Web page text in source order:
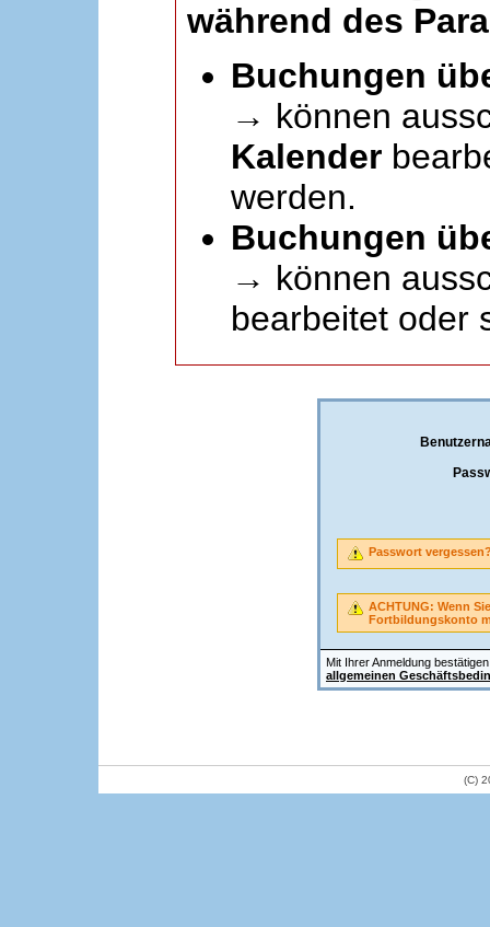
während des
Buchungen
→ können
Kalender
werden.
Buchungen
→ können
bearbeitet oder
Mit Ihrer Anmeldung
allgemeinen
Passwort
ACHTUNG: Wenn
Fortbildungskonto
(C)